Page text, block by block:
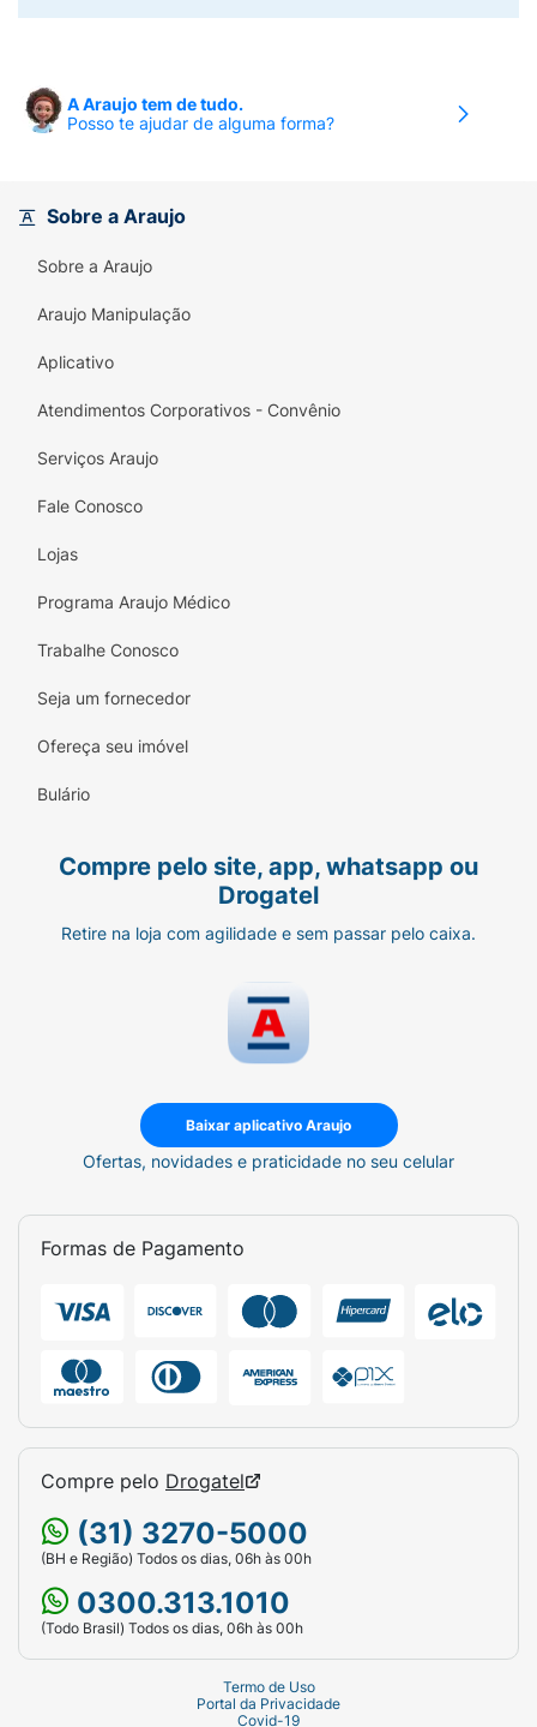
A Araujo tem de tudo.
Posso te ajudar de alguma forma?
Sobre a Araujo
Sobre a Araujo
Araujo Manipulação
Aplicativo
Atendimentos Corporativos - Convênio
Serviços Araujo
Fale Conosco
Lojas
Programa Araujo Médico
Trabalhe Conosco
Seja um fornecedor
Ofereça seu imóvel
Bulário
Compre pelo site, app, whatsapp ou
Drogatel
Retire na loja com agilidade e sem passar pelo caixa.
Baixar aplicativo Araujo
Ofertas, novidades e praticidade no seu celular
Formas de Pagamento
Compre pelo Drogatel
(31) 3270-5000
(BH e Região) Todos os dias, 06h às 00h
0300.313.1010
(Todo Brasil) Todos os dias, 06h às 00h
Termo de Uso
Portal da Privacidade
Covid-19